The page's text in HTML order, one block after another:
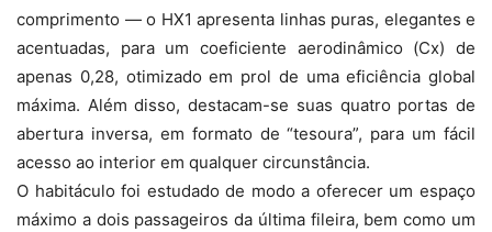
comprimento — o HX1 apresenta linhas puras, elegantes e
acentuadas, para um coeficiente aerodinâmico (Cx) de
apenas 0,28, otimizado em prol de uma eficiência global
máxima. Além disso, destacam-se suas quatro portas de
abertura inversa, em formato de “tesoura”, para um fácil
acesso ao interior em qualquer circunstância.
O habitáculo foi estudado de modo a oferecer um espaço
máximo a dois passageiros da última fileira, bem como um